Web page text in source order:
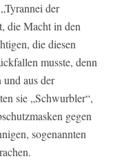
der
die Macht in den
die diesen
musste, denn
aus der
sie „Schwurbler“,
gegen
sogenannten